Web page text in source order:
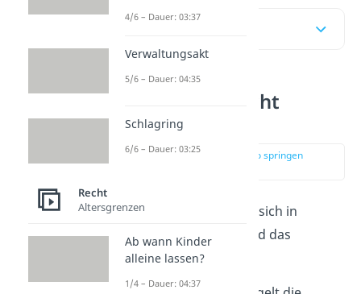
Öffentliches Recht
Definition
zur Stelle im Video springen
Dasdeutsche Recht
teilt sich in
dasöffentliche Recht
und das
Privatrechtauf:
4/6 – Dauer: 03:37
Verwaltungsakt
5/6 – Dauer: 04:35
Schlagring
6/6 – Dauer: 03:25
Recht
Altersgrenzen
Ab wann Kinder
alleine lassen?
1/4 – Dauer: 04:37